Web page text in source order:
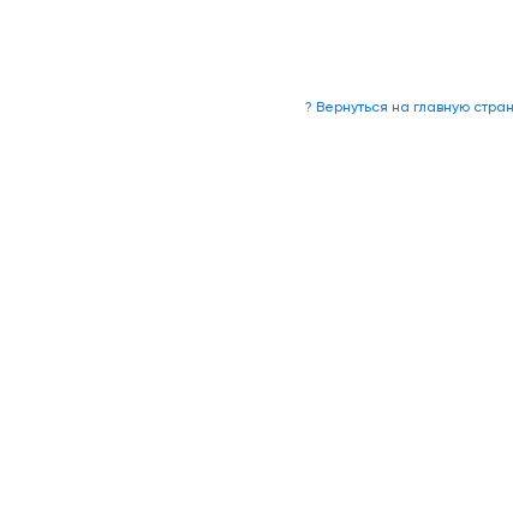
? Вернуться на главную